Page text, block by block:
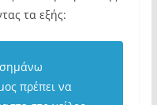
τα εξής:
σημάνω
πρέπει να